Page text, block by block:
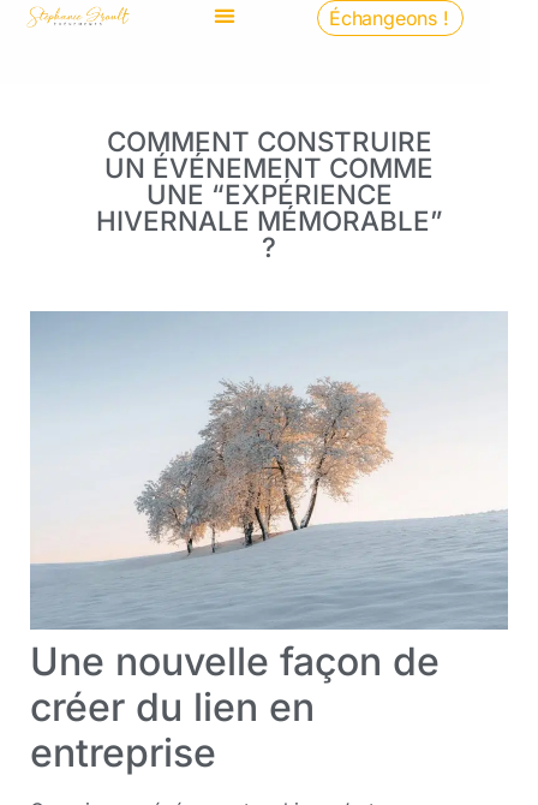
Échangeons !
COMMENT CONSTRUIRE
UN ÉVÉNEMENT COMME
UNE “EXPÉRIENCE
HIVERNALE MÉMORABLE”
?
Une nouvelle façon de
créer du lien en
entreprise